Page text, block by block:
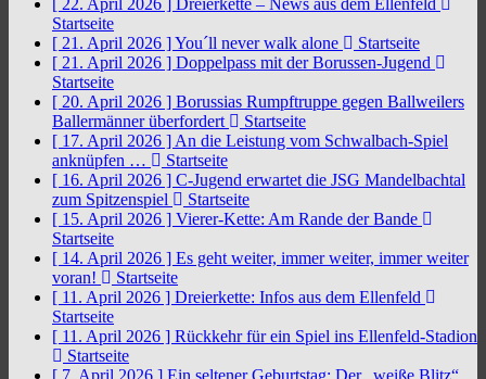
[ 22. April 2026 ] Dreierkette – News aus dem Ellenfeld
Startseite
[ 21. April 2026 ]You´ll never walk alone
Startseite
[ 21. April 2026 ] Doppelpass mit der Borussen-Jugend
Startseite
[ 20. April 2026 ] Borussias Rumpftruppe gegen Ballweilers
Ballermänner überfordert
Startseite
[ 17. April 2026 ] An die Leistung vom Schwalbach-Spiel
anknüpfen …
Startseite
[ 16. April 2026 ] C-Jugend erwartet die JSG Mandelbachtal
zum Spitzenspiel
Startseite
[ 15. April 2026 ] Vierer-Kette: Am Rande der Bande
Startseite
[ 14. April 2026 ] Es geht weiter, immer weiter, immer weiter
voran!
Startseite
[ 11. April 2026 ] Dreierkette: Infos aus dem Ellenfeld
Startseite
[ 11. April 2026 ] Rückkehr für ein Spiel ins Ellenfeld-Stadion
Startseite
[ 7. April 2026 ] Ein seltener Geburtstag: Der „weiße Blitz“